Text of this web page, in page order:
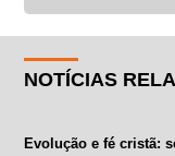
NOTÍCIAS
Evolução e fé cristã: